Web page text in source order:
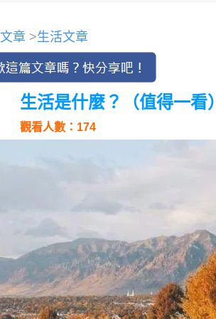
文章 >生活文章
生活是什麼？（值得一看
觀看人數：174